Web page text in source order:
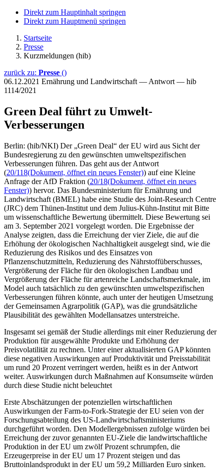
Direkt zum Hauptinhalt springen
Direkt zum Hauptmenü springen
Startseite
Presse
Kurzmeldungen (hib)
zurück zu: Presse ()
06.12.2021 Ernährung und Landwirtschaft — Antwort — hib
1114/2021
Green Deal führt zu Umwelt-
Verbesserungen
Berlin: (hib/NKI) Der „Green Deal“ der EU wird aus Sicht der
Bundesregierung zu den gewünschten umweltspezifischen
Verbesserungen führen. Das geht aus der Antwort
(20/118(Dokument, öffnet ein neues Fenster)) auf eine Kleine
Anfrage der AfD Fraktion (20/18(Dokument, öffnet ein neues
Fenster)) hervor. Das Bundesministerium für Ernährung und
Landwirtschaft (BMEL) habe eine Studie des Joint-Research Centre
(JRC) dem Thünen-Institut und dem Julius-Kühn-Institut mit Bitte
um wissenschaftliche Bewertung übermittelt. Diese Bewertung sei
am 3. September 2021 vorgelegt worden. Die Ergebnisse der
Analyse zeigten, dass die Erreichung der vier Ziele, die auf die
Erhöhung der ökologischen Nachhaltigkeit ausgelegt sind, wie die
Reduzierung des Risikos und des Einsatzes von
Pflanzenschutzmitteln, Reduzierung des Nährstoffüberschusses,
Vergrößerung der Fläche für den ökologischen Landbau und
Vergrößerung der Fläche für artenreiche Landschaftsmerkmale, im
Model auch tatsächlich zu den gewünschten umweltspezifischen
Verbesserungen führen könnte, auch unter der heutigen Umsetzung
der Gemeinsamen Agrarpolitik (GAP), was die grundsätzliche
Plausibilität des gewählten Modellansatzes unterstreiche.
Insgesamt sei gemäß der Studie allerdings mit einer Reduzierung der
Produktion für ausgewählte Produkte und Erhöhung der
Preisvolatilität zu rechnen. Unter einer aktualisierten GAP könnten
diese negativen Auswirkungen auf Produktivität und Preisstabilität
um rund 20 Prozent verringert werden, heißt es in der Antwort
weiter. Auswirkungen durch Maßnahmen auf Konsumseite würden
durch diese Studie nicht beleuchtet
Erste Abschätzungen der potenziellen wirtschaftlichen
Auswirkungen der Farm-to-Fork-Strategie der EU seien von der
Forschungsabteilung des US-Landwirtschaftsministeriums
durchgeführt worden. Den Modellergebnissen zufolge würden bei
Erreichung der zuvor genannten EU-Ziele die landwirtschaftliche
Produktion in der EU um zwölf Prozent schrumpfen, die
Erzeugerpreise in der EU um 17 Prozent steigen und das
Bruttoinlandsprodukt in der EU um 59,2 Milliarden Euro sinken.